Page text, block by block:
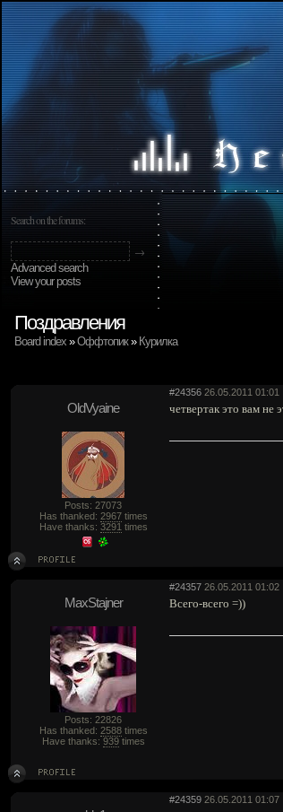
Search on the forums:
Advanced search
View your posts
Поздравления
Board index »Оффтопик» Курилка
#24356 26.05.2011 01:01
OldVyaine
Posts: 27073
Has thanked: 2967times
Have thanks: 3291 times
четвертак это вам не
#24357 26.05.2011 01:02
MaxStajner
Posts: 22826
Has thanked: 2588times
Have thanks: 939times
Всего-всего =))
#24359 26.05.2011 01:07